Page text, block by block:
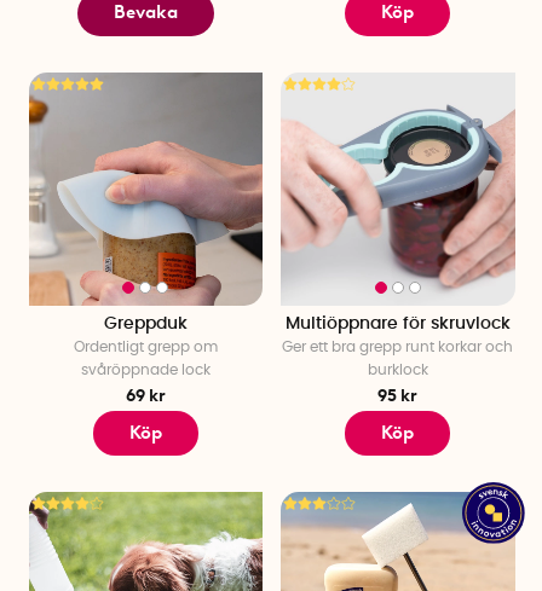
Bevaka Köp
Greppduk
Ordentligt grepp om
svåröppnade lock
69 kr
Köp
Multiöppnare för skruvlock
Ger ett bra grepp runt korkar och
burklock
95 kr
Köp